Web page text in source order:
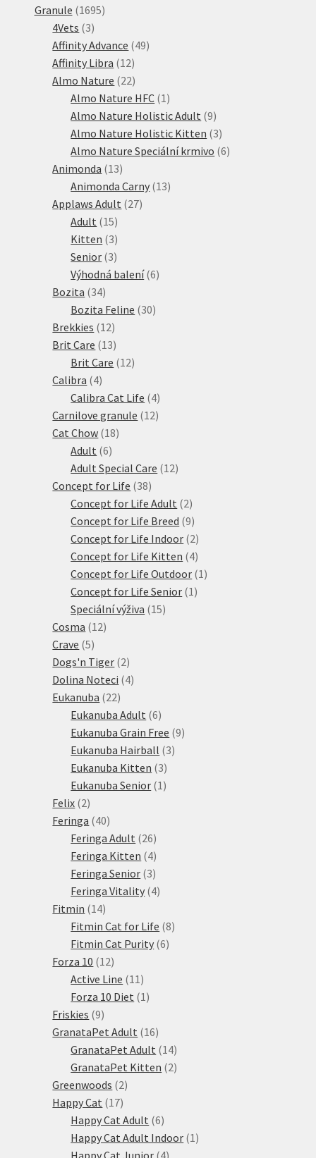
Granule 16951695
4Vets 33
produkty
Affinity Advance 4949
Affinity Libra 1212
produktů
Almo Nature 2222
produktů
Almo Nature HFC 1 1
produkt
Almo Nature Holistic Adult 99
produktů
Almo Nature Holistic Kitten 33
produkty
Almo Nature Speciální krmivo 66
Animonda 1313
produktů
Animonda Carny 1313
Applaws Adult 2727
Adult 1515
produktů
Kitten 33
produkty
Senior 33
produkty
Výhodná balení 66
Bozita 3434
produktů
Bozita Feline 3030
Brekkies 1212
produktů
Brit Care 1313
produktů
Brit Care 1212
Calibra 44
produkty
Calibra Cat Life 44
produkty
Carnilove granule 1212
Cat Chow 1818
Adult 66
produktů
Adult Special Care 1212
Concept for Life 3838
produktů
Concept for Life Adult 22
produkty
Concept for Life Breed 99
produktů
Concept for Life Indoor 22
produkty
Concept for Life Kitten 44
produkty
Concept for Life Outdoor 1 1
Concept for Life Senior 1 1
Speciální výživa 1515
Cosma 1212
Crave 55
produktů
Dogs'n Tiger 22
produkty
Dolina Noteci 44
Eukanuba 2222
produktů
Eukanuba Adult 66
produktů
Eukanuba Grain Free 99
Eukanuba Hairball 33
Eukanuba Kitten 33
produkty
Eukanuba Senior 1 1
Felix 22
produkty
Feringa 4040
produktů
Feringa Adult 2626
produktů
Feringa Kitten 44
produkty
Feringa Senior 33
produkty
Feringa Vitality 44
Fitmin 1414
produktů
Fitmin Cat for Life 88
Fitmin Cat Purity 66
Forza 10 1212
produktů
Active Line 11 11
produktů
Forza 10 Diet 1 1
Friskies 99
produktů
GranataPet Adult 1616
produktů
GranataPet Adult 1414
produktů
GranataPet Kitten 22
Greenwoods 22
Happy Cat 1717
produktů
Happy Cat Adult 66
produktů
Happy Cat Adult Indoor 1 1
Happy Cat Junior 44